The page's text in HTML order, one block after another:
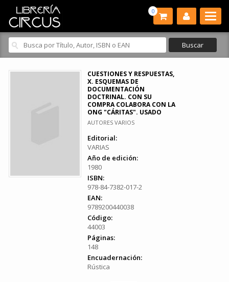
0
CUESTIONES Y RESPUESTAS,
X. ESQUEMAS DE
DOCUMENTACIÓN
DOCTRINAL. CON SU
COMPRA COLABORA CON LA
ONG "CÁRITAS". USADO
AUTORES VARIOS
Editorial:
VARIAS
Año de edición:
1980
ISBN:
978-84-7382-017-2
EAN:
9789200440038
Código:
44003
Páginas:
148
Encuadernación:
Rústica